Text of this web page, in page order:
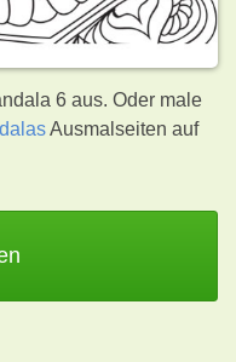
6 aus. Oder male
Ausmalseiten auf